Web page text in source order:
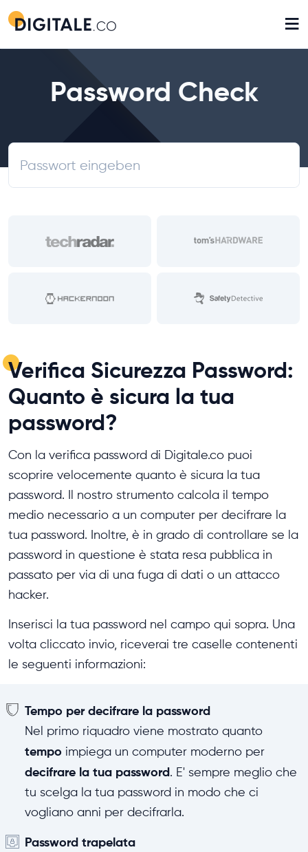
≡
Password Check
Verifica Sicurezza Password:
Quanto è sicura la tua
password?
Con la verifica password di Digitale.co puoi
scoprire velocemente quanto è sicura la tua
password. Il nostro strumento calcola il tempo
medio necessario a un computer per decifrare la
tua password. Inoltre, è in grado di controllare se la
password in questione è stata resa pubblica in
passato per via di una fuga di dati o un attacco
hacker.
Inserisci la tua password nel campo qui sopra. Una
volta cliccato invio, riceverai tre caselle contenenti
le seguenti informazioni:
Tempo per decifrare la password
Nel primo riquadro viene mostrato quanto
tempo impiega un computer moderno per
decifrare la tua password. E' sempre meglio che
tu scelga la tua password in modo che ci
vogliano anni per decifrarla.
Password trapelata